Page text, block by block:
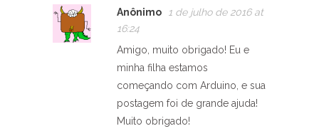
Anônimo
1 de julho de 2016 at
16:24
Amigo, muito obrigado! Eu e
minha filha estamos
começando com Arduino, e sua
postagem foi de grande ajuda!
Muito obrigado!